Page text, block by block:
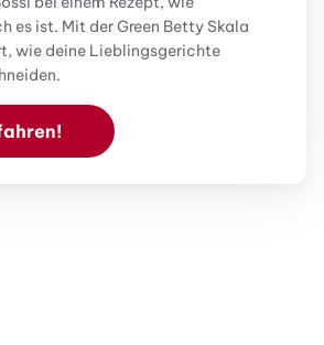
es ist. Mit der Green Betty Skala
wie deine Lieblingsgerichte